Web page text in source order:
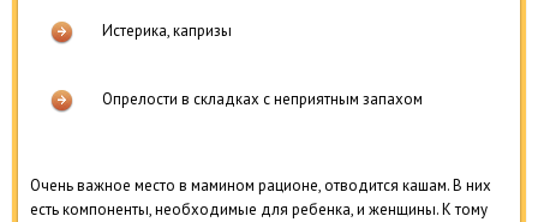
Истерика, капризы
Опрелости в складках с неприятным запахом
Очень важное место в мамином рационе, отводится кашам. В них
есть компоненты, необходимые для ребенка, и женщины. К тому